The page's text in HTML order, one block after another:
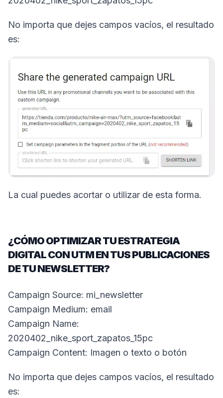
No importa que dejes campos vacíos, el resultado
es:
La cual puedes acortar o utilizar de esta forma.
¿CÓMO OPTIMIZAR TU ESTRATEGIA
DIGITAL CON UTM EN TUS PUBLICACIONES
DE TU NEWSLETTER?
Campaign Source: mi_newsletter
Campaign Medium: email
Campaign Name:
2020402_nike_sport_zapatos_15pc
Campaign Content: Imagen o texto o botón
No importa que dejes campos vacíos, el resultado
es: